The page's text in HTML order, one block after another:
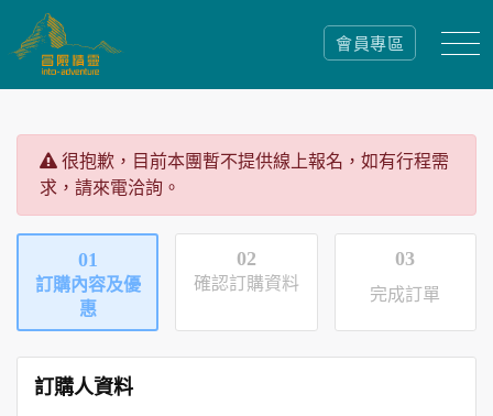
會員專區
很抱歉，目前本團暫不提供線上報名，如有行程需
求，請來電洽詢。
01
訂購內容及優
惠
02
確認訂購資料
03
完成訂單
訂購人資料